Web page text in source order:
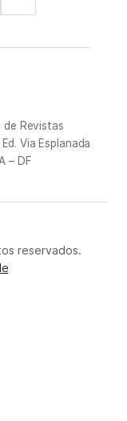
Revistas
Via Esplanada
– DF
reservados.